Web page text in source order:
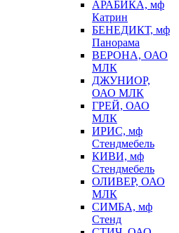
АРАБИКА, мф
Катрин
БЕНЕДИКТ, мф
Панорама
ВЕРОНА, ОАО
МЛК
ДЖУНИОР,
ОАО МЛК
ГРЕЙ, ОАО
МЛК
ИРИС, мф
Стендмебель
КИВИ, мф
Стендмебель
ОЛИВЕР, ОАО
МЛК
СИМБА, мф
Стенд